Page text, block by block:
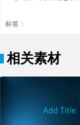
标签：
相关素材